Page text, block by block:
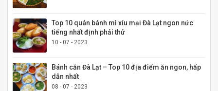
Top 10 quán bánh mì xíu mại Đà Lạt ngon nức
tiếng nhất định phải thử
10 - 07 - 2023
Bánh căn Đà Lạt – Top 10 địa điểm ăn ngon, hấp
dẫn nhất
08 - 07 - 2023